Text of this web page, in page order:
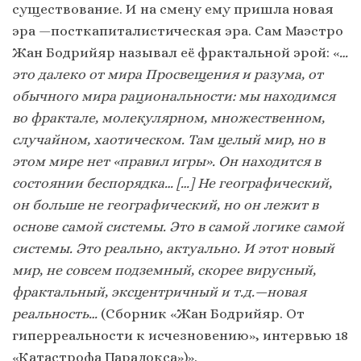
существование. И на смену ему пришла новая
эра —посткапиталистическая эра. Сам Маэстро
Жан Бодрийяр называл её фрактальной эрой: «…
это далеко от мира Просвещения и разума, от
обычного мира рациональности: мы находимся
во фрактале, молекулярном, множественном,
случайном, хаотическом. Там целый мир, но в
этом мире нет «правил игры». Он находится в
состоянии беспорядка… […] Не географический,
он больше не географический, но он лежит в
основе самой системы. Это в самой логике самой
системы. Это реально, актуально. И этот новый
мир, не совсем подземный, скорее вирусный,
фрактальный, эксцентричный и т.д.—новая
реальность… (Сборник «Жан Бодрийяр. От
гиперреальности к исчезновению», интервью 18
«Катастрофа Парадокса»)».